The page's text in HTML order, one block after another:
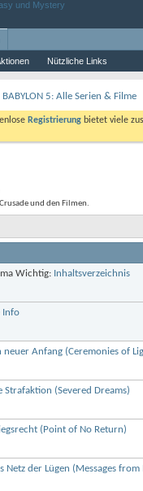
Nützliche Links
BABYLON 5: Alle Serien & Filme
Registrierung bietet viele
und den Filmen.
Wichtig: Inhaltsverzeichnis
Info
Anfang (Ceremonies of
(Severed Dreams)
(Point of No Return)
Netz der Lügen (Messages from